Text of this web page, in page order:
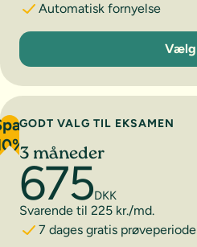
Automatisk fornyelse
1 måned
Vælg
GODT VALG TIL EKSAMEN
3 måneder
675DKK
Svarende til 225 kr./md.
7 dages gratis prøveperiode